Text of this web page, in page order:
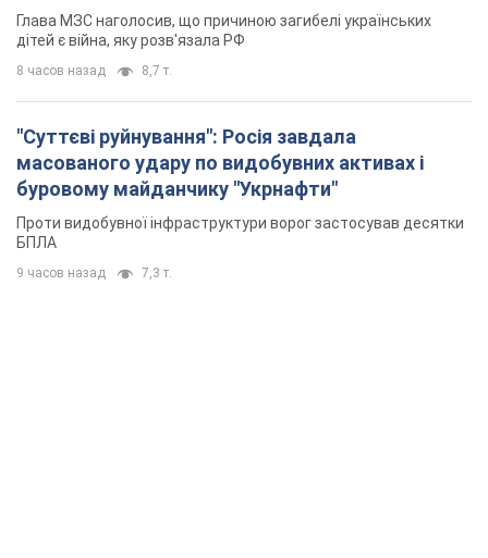
Глава МЗС наголосив, що причиною загибелі українських
дітей є війна, яку розв'язала РФ
8 часов назад 8,7 т.
"Суттєві руйнування": Росія завдала
масованого удару по видобувних активах і
буровому майданчику "Укрнафти"
Проти видобувної інфраструктури ворог застосував десятки
БПЛА
9 часов назад 7,3 т.